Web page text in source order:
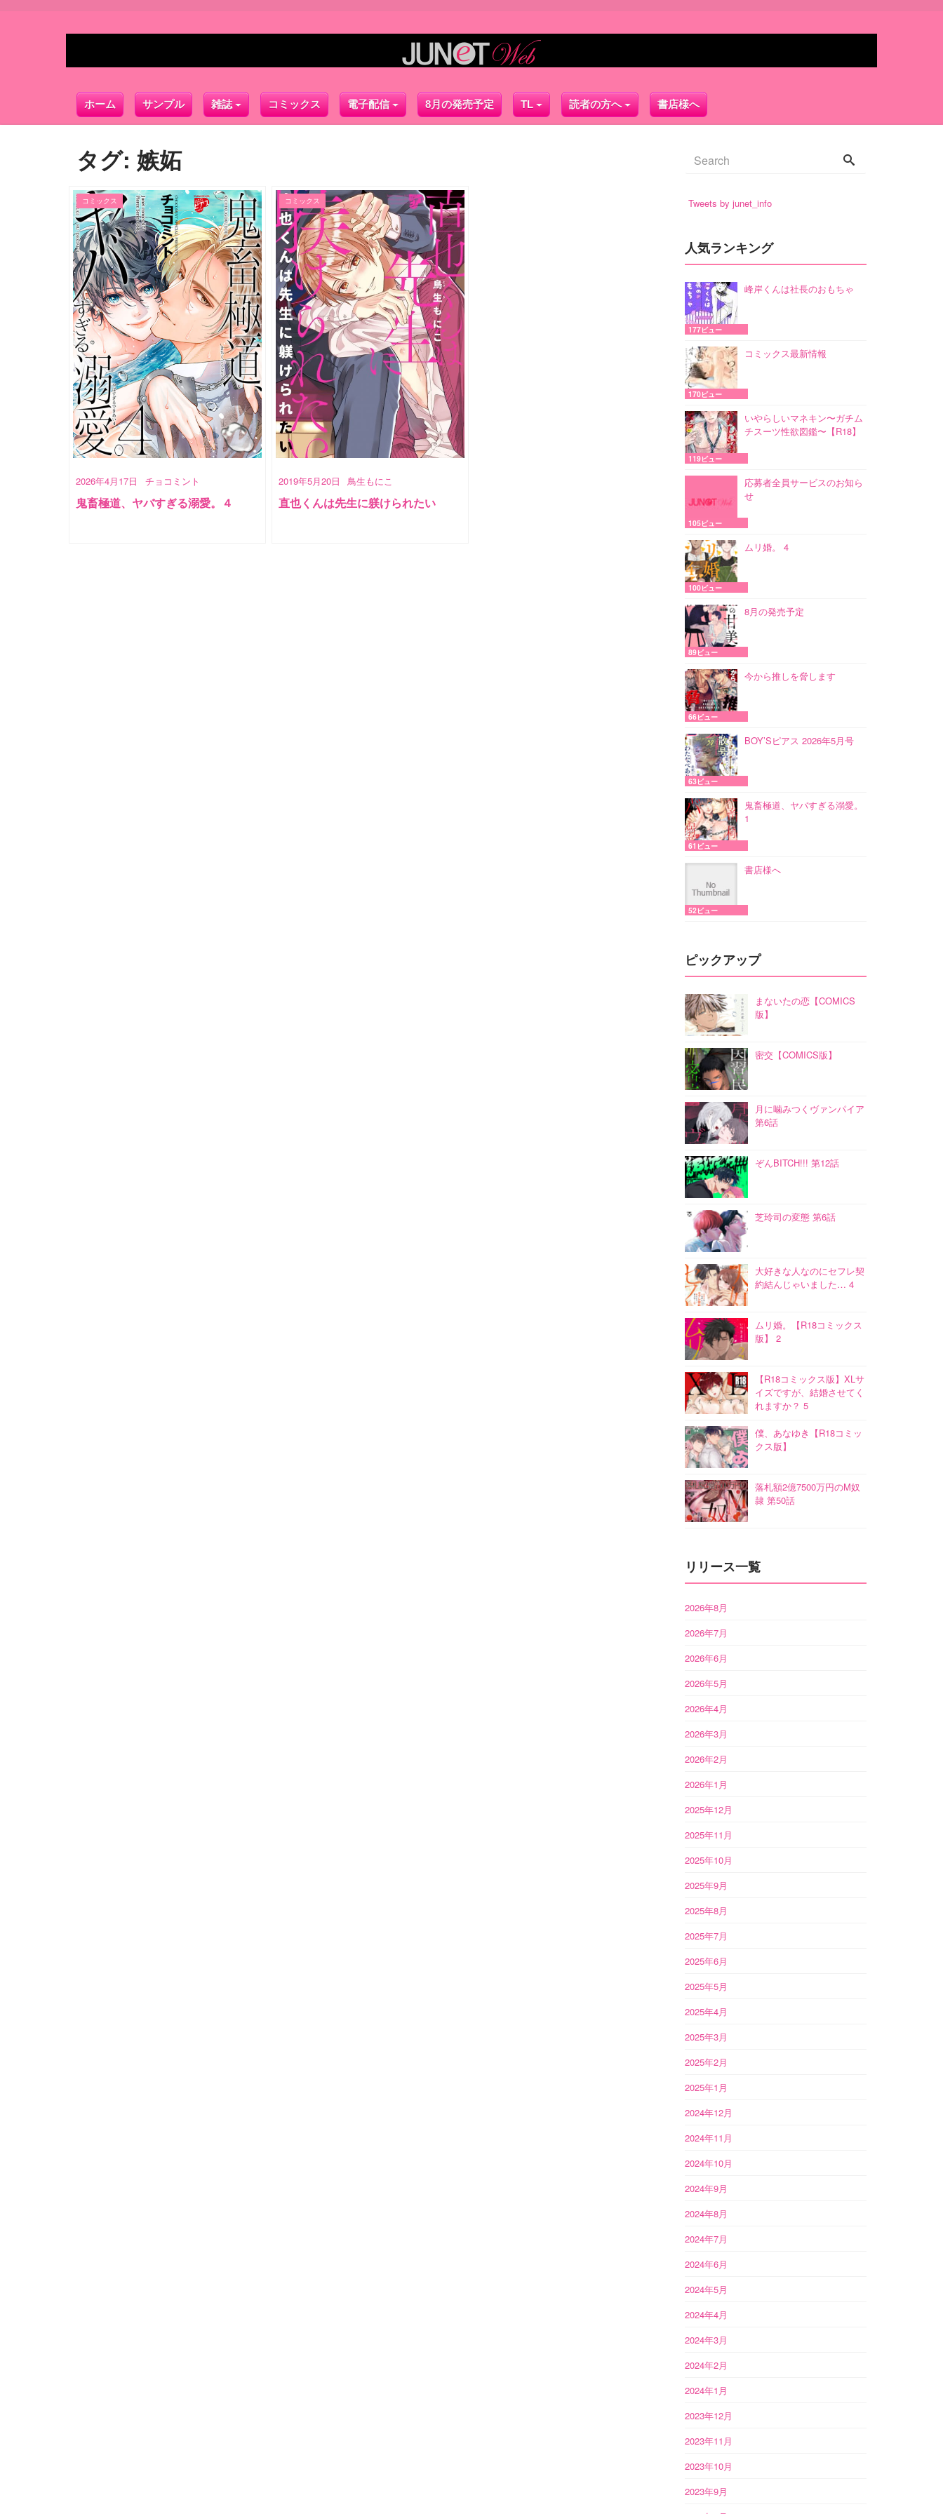
ホーム サンプル 雑誌 コミックス 電子配信 8月の発売予定 TL 読者の方へ 書店様へ
タグ: 嫉妬
2026年4月17日 チョコミント
コミックス
鬼畜極道、ヤバすぎる溺愛。４
2019年5月20日 鳥生もにこ
コミックス
直也くんは先生に躾けられたい
Tweets by junet_info
人気ランキング
峰岸くんは社長のおもちゃ
177ビュー
コミックス最新情報
170ビュー
いやらしいマネキン〜ガチム
チスーツ性欲図鑑〜【R18】
119ビュー
応募者全員サービスのお知ら
せ
105ビュー
ムリ婚。 4
100ビュー
8月の発売予定
89ビュー
今から推しを脅します
66ビュー
BOY’Sピアス 2026年5月号
63ビュー
鬼畜極道、ヤバすぎる溺愛。
1
61ビュー
書店様へ
52ビュー
ピックアップ
まないたの恋【COMICS
版】
密交【COMICS版】
月に噛みつくヴァンパイア
第6話
ぞんBITCH!!! 第12話
芝玲司の変態 第6話
大好きな人なのにセフレ契
約結んじゃいました… 4
ムリ婚。【R18コミックス
版】 2
【R18コミックス版】XLサ
イズですが、結婚させてく
れますか？ 5
僕、あなゆき【R18コミッ
クス版】
落札額2億7500万円のM奴
隷 第50話
リリース一覧
2026年8月
2026年7月
2026年6月
2026年5月
2026年4月
2026年3月
2026年2月
2026年1月
2025年12月
2025年11月
2025年10月
2025年9月
2025年8月
2025年7月
2025年6月
2025年5月
2025年4月
2025年3月
2025年2月
2025年1月
2024年12月
2024年11月
2024年10月
2024年9月
2024年8月
2024年7月
2024年6月
2024年5月
2024年4月
2024年3月
2024年2月
2024年1月
2023年12月
2023年11月
2023年10月
2023年9月